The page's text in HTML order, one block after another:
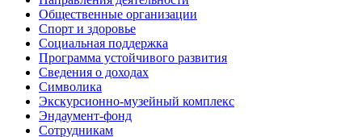
Общественные организации
Спорт и здоровье
Социальная поддержка
Программа устойчивого развития
Сведения о доходах
Символика
Экскурсионно-музейный комплекс
Эндаумент-фонд
Сотрудникам